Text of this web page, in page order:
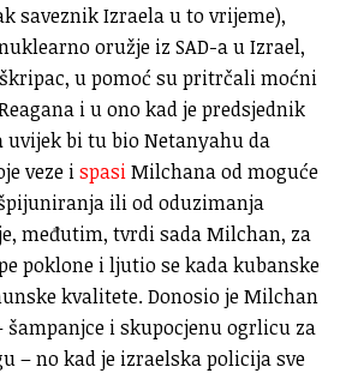
saveznik Izraela u to vrijeme),
oružje iz SAD-a u Izrael,
u pomoć su pritrčali moćni
i u ono kad je predsjednik
uvijek bi tu bio Netanyahu da
veze ispasiMilchana od moguće
ili od oduzimanja
međutim, tvrdi sada Milchan, za
poklone i ljutio se kada kubanske
kvalitete. Donosio je Milchan
šampanjce i skupocjenu ogrlicu za
– no kad je izraelska policija sve